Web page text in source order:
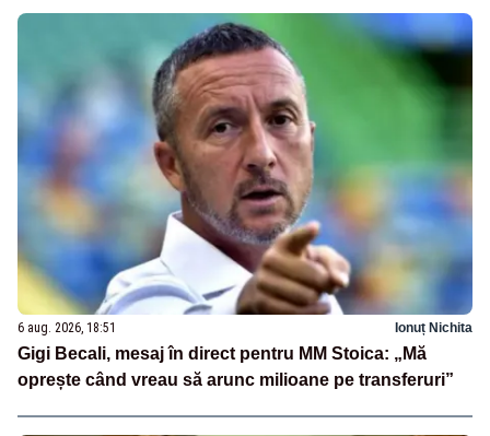
6 aug. 2026, 18:51 Ionuț Nichita
Gigi Becali, mesaj în direct pentru MM Stoica: „Mă
oprește când vreau să arunc milioane pe transferuri”